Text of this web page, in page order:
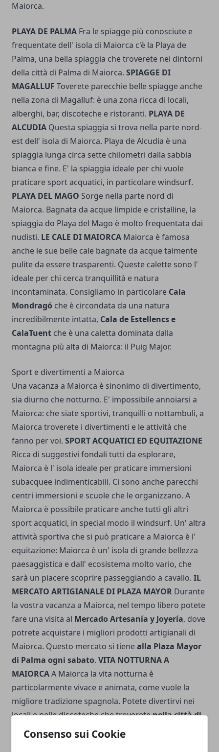
Consenso sui Cookie
Maiorca.
PLAYA DE PALMA Fra le spiagge più conosciute e
frequentate dell' isola di Maiorca c'è la Playa de
Palma, una bella spiaggia che troverete nei dintorni
della città di Palma di Maiorca. SPIAGGE DI
MAGALLUF Toverete parecchie belle spiagge anche
nella zona di Magalluf: è una zona ricca di locali,
alberghi, bar, discoteche e ristoranti. PLAYA DE
ALCUDIA Questa spiaggia si trova nella parte nord-
est dell' isola di Maiorca. Playa de Alcudia è una
spiaggia lunga circa sette chilometri dalla sabbia
bianca e fine. E' la spiaggia ideale per chi vuole
praticare sport acquatici, in particolare windsurf.
PLAYA DEL MAGO Sorge nella parte nord di
Maiorca. Bagnata da acque limpide e cristalline, la
spiaggia do Playa del Mago è molto frequentata dai
nudisti. LE CALE DI MAIORCA Maiorca è famosa
anche le sue belle cale bagnate da acque talmente
pulite da essere trasparenti. Queste calette sono l'
ideale per chi cerca tranquillità e natura
incontaminata. Consigliamo in particolare Cala
Mondragó che è circondata da una natura
incredibilmente intatta, Cala de Estellencs e
CalaTuent che è una caletta dominata dalla
montagna più alta di Maiorca: il Puig Major.
Sport e divertimenti a Maiorca
Una vacanza a Maiorca è sinonimo di divertimento,
sia diurno che notturno. E' impossibile annoiarsi a
Maiorca: che siate sportivi, tranquilli o nottambuli, a
Maiorca troverete i divertimenti e le attività che
fanno per voi. SPORT ACQUATICI ED EQUITAZIONE
Ricca di suggestivi fondali tutti da esplorare,
Maiorca è l' isola ideale per praticare immersioni
subacquee indimenticabili. Ci sono anche parecchi
centri immersioni e scuole che le organizzano. A
Maiorca è possibile praticare anche tutti gli altri
sport acquatici, in special modo il windsurf. Un' altra
attività sportiva che si può praticare a Maiorca è l'
equitazione: Maiorca è un' isola di grande bellezza
paesaggistica e dall' ecosistema molto vario, che
sarà un piacere scoprire passeggiando a cavallo. IL
MERCATO ARTIGIANALE DI PLAZA MAYOR Durante
la vostra vacanza a Maiorca, nel tempo libero potete
fare una visita al Mercado Artesanía y Joyería, dove
potrete acquistare i migliori prodotti artigianali di
Maiorca. Questo mercato si tienealla Plaza Mayor
di Palma ogni sabato. VITA NOTTURNA A
MAIORCAA Maiorca la vita notturna è
particolarmente vivace e animata, come vuole la
migliore tradizione spagnola. Potete divertirvi nei
locali e nelle discoteche che troveretenella città di
Palma di Maiorca, soprattutto sul lungomare